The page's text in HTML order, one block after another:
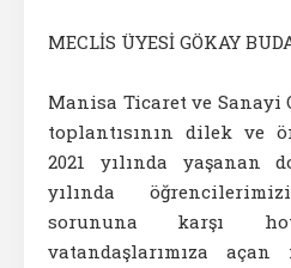
MECLİS ÜYESİ GÖKAY
Manisa Ticaret ve Sanayi
toplantısının dilek ve
2021 yılında yaşanan
yılında
sorununa karşı
vatandaşlarımıza